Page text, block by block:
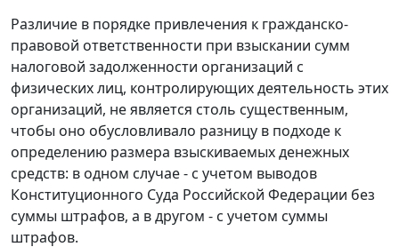
Различие в порядке привлечения к гражданско-
правовой ответственности при взыскании сумм
налоговой задолженности организаций с
физических лиц, контролирующих деятельность этих
организаций, не является столь существенным,
чтобы оно обусловливало разницу в подходе к
определению размера взыскиваемых денежных
средств: в одном случае - с учетом выводов
Конституционного Суда Российской Федерации без
суммы штрафов, а в другом - с учетом суммы
штрафов.